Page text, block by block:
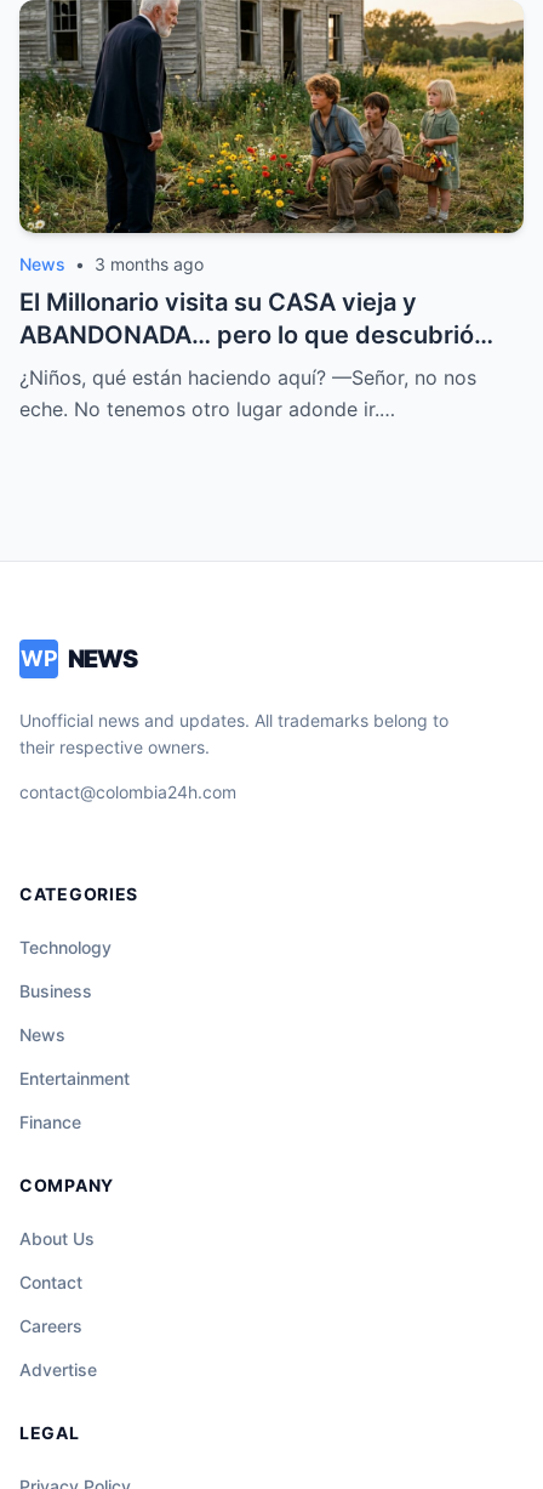
News • 3 months ago
El Millonario visita su CASA vieja y
ABANDONADA… pero lo que descubrió
CAMBIÓ su DESTINO
¿Niños, qué están haciendo aquí? —Señor, no nos
eche. No tenemos otro lugar adonde ir.…
WP NEWS
Unofficial news and updates. All trademarks belong to
their respective owners.
contact@colombia24h.com
CATEGORIES
Technology
Business
News
Entertainment
Finance
COMPANY
About Us
Contact
Careers
Advertise
LEGAL